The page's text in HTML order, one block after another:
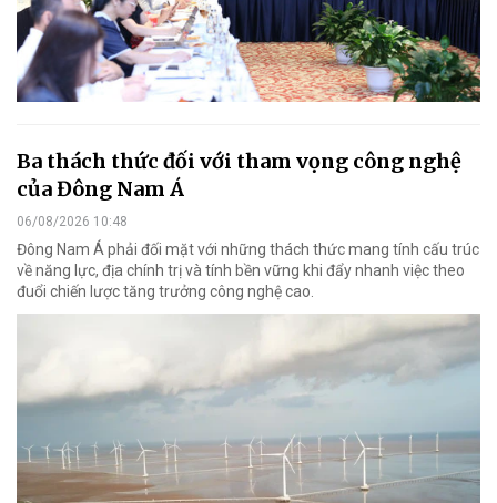
Ba thách thức đối với tham vọng công nghệ
của Đông Nam Á
06/08/2026 10:48
Đông Nam Á phải đối mặt với những thách thức mang tính cấu trúc
về năng lực, địa chính trị và tính bền vững khi đẩy nhanh việc theo
đuổi chiến lược tăng trưởng công nghệ cao.